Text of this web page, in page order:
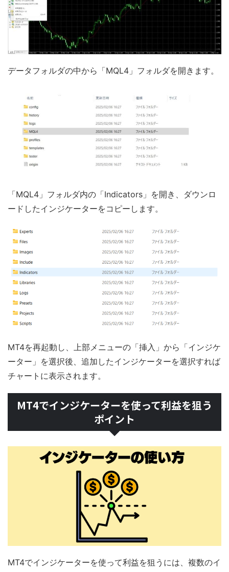
データフォルダの中から「MQL4」フォルダを開きます。
「MQL4」フォルダ内の「Indicators」を開き、ダウンロ
ードしたインジケーターをコピーします。
MT4を再起動し、上部メニューの「挿入」から「インジケ
ーター」を選択後、追加したインジケーターを選択すれば
チャートに表示されます。
MT4でインジケーターを使って利益を狙う
ポイント
MT4でインジケーターを使って利益を狙うには、複数のイ